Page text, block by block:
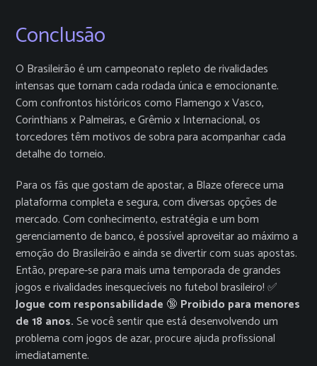
Conclusão
O Brasileirão é um campeonato repleto de rivalidades
intensas que tornam cada rodada única e emocionante.
Com confrontos históricos como Flamengo x Vasco,
Corinthians x Palmeiras, e Grêmio x Internacional, os
torcedores têm motivos de sobra para acompanhar cada
detalhe do torneio.
Para os fãs que gostam de apostar, a Blaze oferece uma
plataforma completa e segura, com diversas opções de
mercado. Com conhecimento, estratégia e um bom
gerenciamento de banco, é possível aproveitar ao máximo a
emoção do Brasileirão e ainda se divertir com suas apostas.
Então, prepare-se para mais uma temporada de grandes
jogos e rivalidades inesquecíveis no futebol brasileiro! ✅
Jogue com responsabilidade 🔞 Proibido para menores
de 18 anos.Se você sentir que está desenvolvendo um
problema com jogos de azar, procure ajuda profissional
imediatamente.